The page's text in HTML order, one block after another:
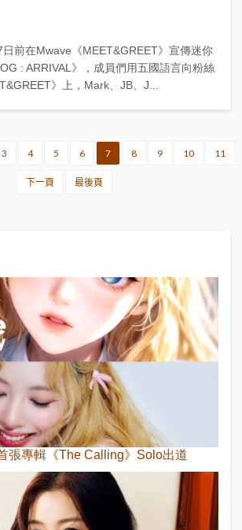
前在Mwave《MEET&GREET》宣傳迷你
: ARRIVAL》，成員們用五國語言向粉絲
《MEET&GREET》上，Mark、JB、J...
3 4 5 6 7 8 9 10 11
下一頁 最後頁
張專輯《The Calling》Solo出道